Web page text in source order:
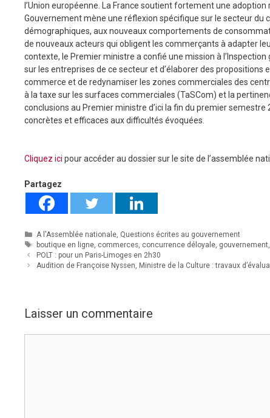
l’Union européenne. La France soutient fortement une
Gouvernement mène une réflexion spécifique sur le secteur
démographiques, aux nouveaux comportements de
de nouveaux acteurs qui obligent les commerçants à adapter
contexte, le Premier ministre a confié une mission à
sur les entreprises de ce secteur et d’élaborer des
commerce et de redynamiser les zones commerciales des
à la taxe sur les surfaces commerciales (TaSCom) et la
conclusions au Premier ministre d’ici la fin du premier
concrètes et efficaces aux difficultés évoquées.
Cliquez ici pour accéder au dossier sur le site de l’assemblée
Partagez
Catégories
A l'Assemblée nationale, Questions écrites au gouvernement
Étiquettes
boutique en ligne, commerces, concurrence déloyale, gouvernement,
POLT : pour un Paris-Limoges en 2h30
Audition de Françoise Nyssen, Ministre de la Culture : travaux
Laisser un commentaire